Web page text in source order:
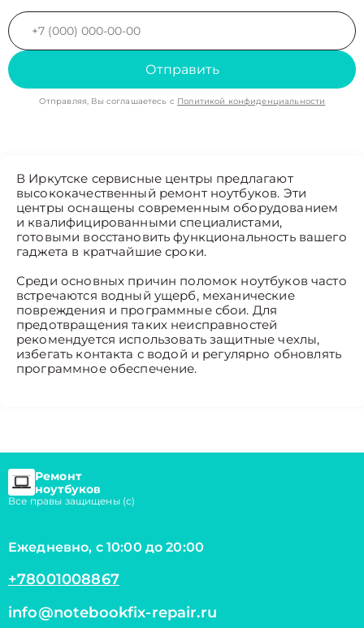
Отправить
Отправляя, Вы соглашаетесь с Политикой конфиденциальности
В Иркутске сервисные центры предлагают
высококачественный ремонт ноутбуков. Эти
центры оснащены современным оборудованием
и квалифицированными специалистами,
готовыми восстановить функциональность вашего
гаджета в кратчайшие сроки.
Среди основных причин поломок ноутбуков часто
встречаются водный ущерб, механические
повреждения и программные сбои. Для
предотвращения таких неисправностей
рекомендуется использовать защитные чехлы,
избегать контакта с водой и регулярно обновлять
программное обеспечение.
Ремонт
ноутбуков
Все правы защищены (с)
Ежедневно, с 10:00 до 20:00
+78001008867
info@notebookfix-repair.ru